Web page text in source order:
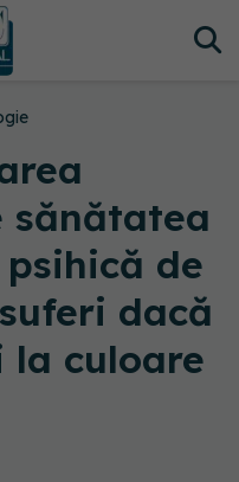
sănătatea
de
dacă
la culoare